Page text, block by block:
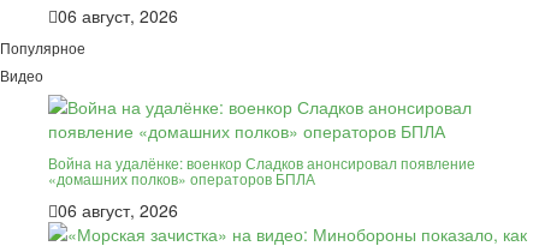
06 август, 2026
Популярное
Видео
Война на удалёнке: военкор Сладков анонсировал появление
«домашних полков» операторов БПЛА
06 август, 2026